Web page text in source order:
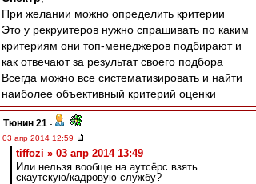
При желании можно определить критерии
Это у рекруитеров нужно спрашивать по каким
критериям они топ-менеджеров подбирают и
как отвечают за результат своего подбора
Всегда можно все систематизировать и найти
наиболее объективный критерий оценки
Тюнин 21 -
03 апр 2014 12:59
tiffozi » 03 апр 2014 13:49
Или нельзя вообще на аутсёрс взять
скаутскую/кадровую службу?